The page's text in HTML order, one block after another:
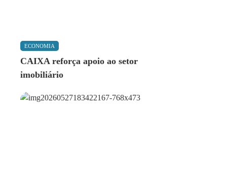
ECONOMIA
CAIXA reforça apoio ao setor
imobiliário